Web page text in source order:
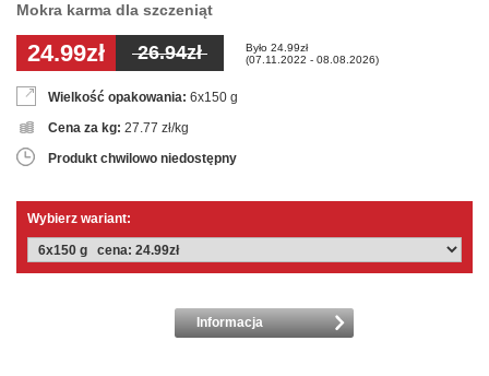
Mokra karma dla szczeniąt
24.99zł 26.94zł
Było 24.99zł
(07.11.2022 - 08.08.2026)
Wielkość opakowania: 6x150 g
Cena za kg: 27.77 zł/kg
Produkt chwilowo niedostępny
Wybierz wariant:
Informacja